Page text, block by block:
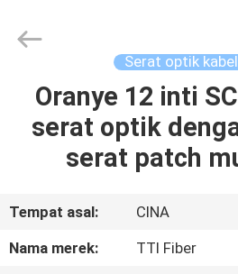
RUMAH
PRODUK
TENTANG
KAMI
Tech.
Reserved.
Serat optik
Oranye 12 inti
serat optik
serat patch
Tempat asal:
CINA
Nama merek:
TTI Fiber